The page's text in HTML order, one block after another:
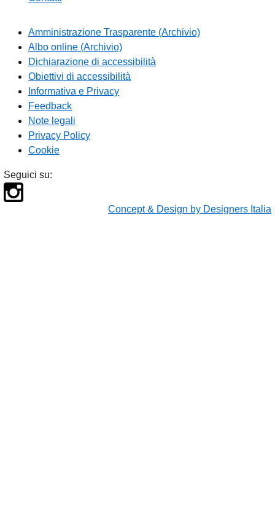
Amministrazione Trasparente (Archivio)
Albo online (Archivio)
Dichiarazione di accessibilità
Obiettivi di accessibilità
Informativa e Privacy
Feedback
Note legali
Privacy Policy
Cookie
Seguici su:
Concept & Design by Designers Italia